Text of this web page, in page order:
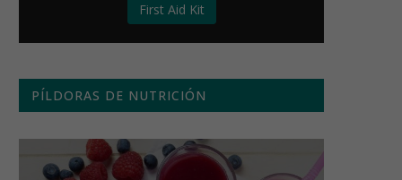
First Aid Kit
PÍLDORAS DE NUTRICIÓN